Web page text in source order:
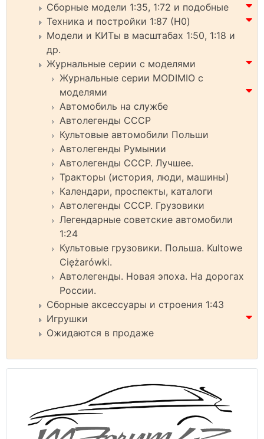
Сборные модели 1:35, 1:72 и подобные
Техника и постройки 1:87 (H0)
Модели и КИТы в масштабах 1:50, 1:18 и
др.
Журнальные серии с моделями
Журнальные серии MODIMIO с
моделями
Автомобиль на службе
Автолегенды СССР
Культовые автомобили Польши
Автолегенды Румынии
Автолегенды СССР. Лучшее.
Тракторы (история, люди, машины)
Календари, проспекты, каталоги
Автолегенды СССР. Грузовики
Легендарные советские автомобили
1:24
Культовые грузовики. Польша. Kultowe
Ciężarówki.
Автолегенды. Новая эпоха. На дорогах
России.
Сборные аксессуары и строения 1:43
Игрушки
Ожидаются в продаже